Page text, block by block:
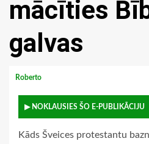
mācīties
galvas
Roberto
▶ NOKLAUSIES ŠO E-PUBLIKĀCIJU
Kāds Šveices protestantu